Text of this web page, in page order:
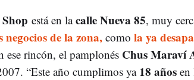
está en lacalle Nueva 85, muy
negocios de la zona,como la ya
ese rincón, el pamplonés Chus Maraví
“Este año cumplimos ya18 añosen